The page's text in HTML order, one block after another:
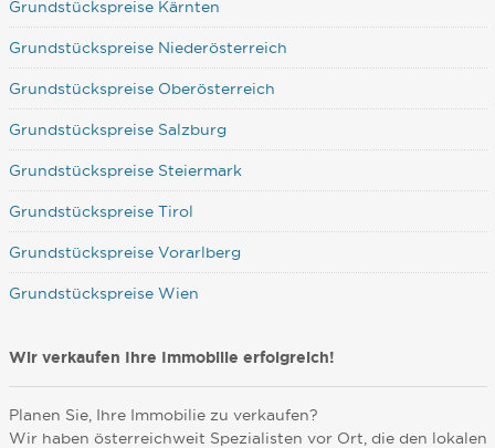
Grundstückspreise Kärnten
Grundstückspreise Niederösterreich
Grundstückspreise Oberösterreich
Grundstückspreise Salzburg
Grundstückspreise Steiermark
Grundstückspreise Tirol
Grundstückspreise Vorarlberg
Grundstückspreise Wien
Wir verkaufen Ihre Immobilie erfolgreich!
Planen Sie, Ihre Immobilie zu verkaufen?
Wir haben österreichweit Spezialisten vor Ort, die den lokalen